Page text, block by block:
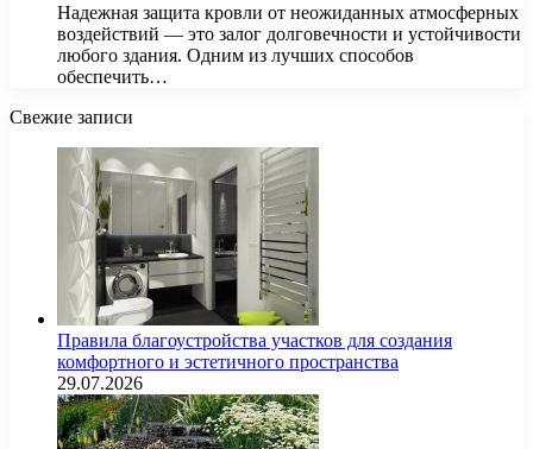
Надежная защита кровли от неожиданных атмосферных
воздействий — это залог долговечности и устойчивости
любого здания. Одним из лучших способов
обеспечить…
Свежие записи
Правила благоустройства участков для создания
комфортного и эстетичного пространства
29.07.2026